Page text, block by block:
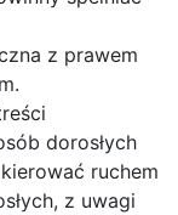
z prawem
dorosłych
ruchem
z uwagi